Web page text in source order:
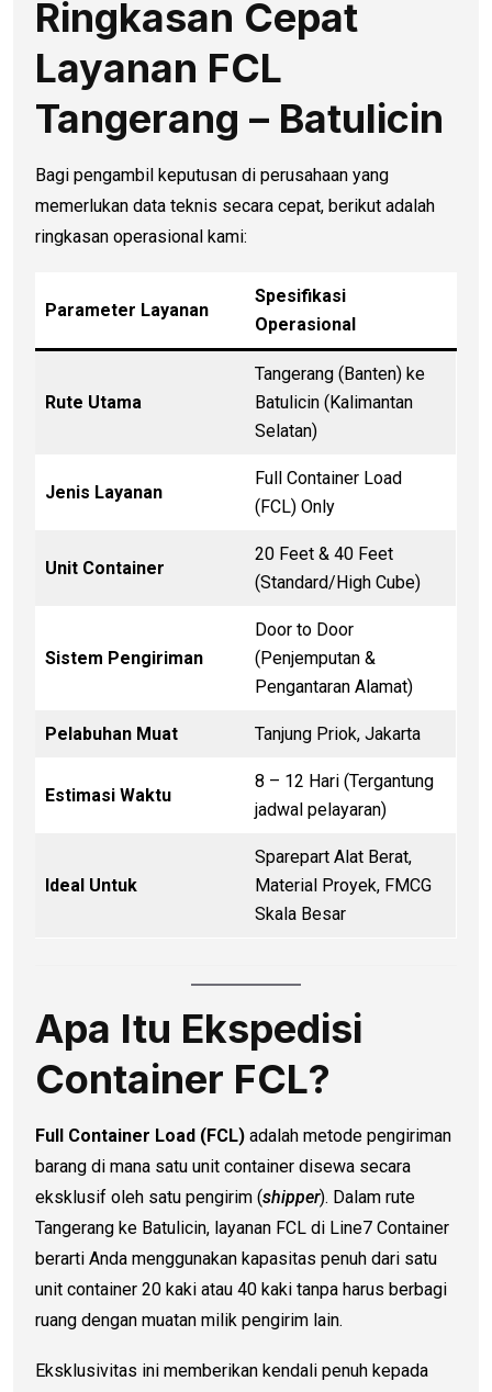
Ringkasan Cepat
Layanan FCL
Tangerang – Batulicin
Bagi pengambil keputusan di perusahaan yang
memerlukan data teknis secara cepat, berikut adalah
ringkasan operasional kami:
Parameter Layanan
Spesifikasi
Operasional
Rute Utama
Tangerang (Banten) ke
Batulicin (Kalimantan
Selatan)
Jenis Layanan
Full Container Load
(FCL) Only
Unit Container
20 Feet & 40 Feet
(Standard/High Cube)
Sistem Pengiriman
Door to Door
(Penjemputan &
Pengantaran Alamat)
Pelabuhan Muat Tanjung Priok, Jakarta
Estimasi Waktu
8 – 12 Hari (Tergantung
jadwal pelayaran)
Ideal Untuk
Sparepart Alat Berat,
Material Proyek, FMCG
Skala Besar
Apa Itu Ekspedisi
Container FCL?
Full Container Load (FCL) adalah metode pengiriman
barang di mana satu unit container disewa secara
eksklusif oleh satu pengirim (shipper). Dalam rute
Tangerang ke Batulicin, layanan FCL di Line7 Container
berarti Anda menggunakan kapasitas penuh dari satu
unit container 20 kaki atau 40 kaki tanpa harus berbagi
ruang dengan muatan milik pengirim lain.
Eksklusivitas ini memberikan kendali penuh kepada